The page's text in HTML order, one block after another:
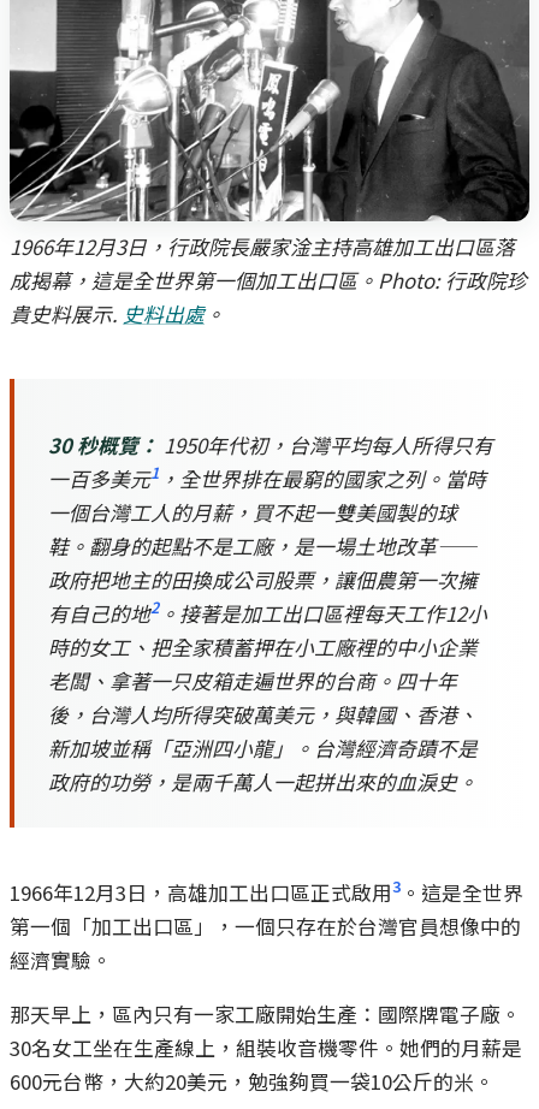
1966年12月3日，行政院長嚴家淦主持高雄加工出口區落
成揭幕，這是全世界第一個加工出口區。Photo: 行政院珍
貴史料展示. 史料出處。
30 秒概覽： 1950年代初，台灣平均每人所得只有
一百多美元1 ，全世界排在最窮的國家之列。當時
一個台灣工人的月薪，買不起一雙美國製的球
鞋。翻身的起點不是工廠，是一場土地改革——
政府把地主的田換成公司股票，讓佃農第一次擁
有自己的地2。接著是加工出口區裡每天工作12小
時的女工、把全家積蓄押在小工廠裡的中小企業
老闆、拿著一只皮箱走遍世界的台商。四十年
後，台灣人均所得突破萬美元，與韓國、香港、
新加坡並稱「亞洲四小龍」。台灣經濟奇蹟不是
政府的功勞，是兩千萬人一起拼出來的血淚史。
1966年12月3日，高雄加工出口區正式啟用3 。這是全世界
第一個「加工出口區」，一個只存在於台灣官員想像中的
經濟實驗。
那天早上，區內只有一家工廠開始生產：國際牌電子廠。
30名女工坐在生產線上，組裝收音機零件。她們的月薪是
600元台幣，大約20美元，勉強夠買一袋10公斤的米。